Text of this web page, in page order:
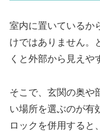
室内に置いているか
けではありません。
くと外部から見えや
そこで、玄関の奥や
い場所を選ぶのが有
ロックを併用すると